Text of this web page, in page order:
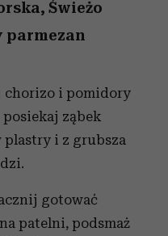
Świeżo
parmezan
chorizo i pomidory
ząbek
i z grubsza
gotować
patelni, podsmaż